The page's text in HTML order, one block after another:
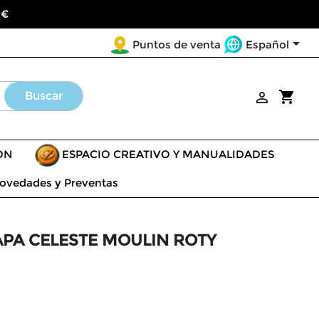
Puntos de venta Español
Buscar shopping_cart

ESPACIO CREATIVO Y MANUALIDADES
y Preventas
CELESTE MOULIN ROTY